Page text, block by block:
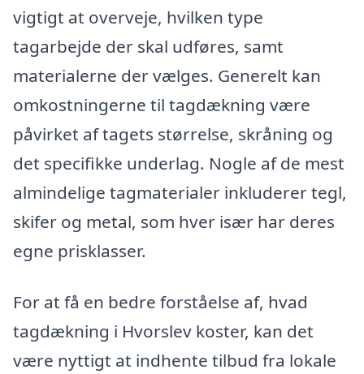
vigtigt at overveje, hvilken type
tagarbejde der skal udføres, samt
materialerne der vælges. Generelt kan
omkostningerne til tagdækning være
påvirket af tagets størrelse, skråning og
det specifikke underlag. Nogle af de mest
almindelige tagmaterialer inkluderer tegl,
skifer og metal, som hver især har deres
egne prisklasser.
For at få en bedre forståelse af, hvad
tagdækning i Hvorslev koster, kan det
være nyttigt at indhente tilbud fra lokale